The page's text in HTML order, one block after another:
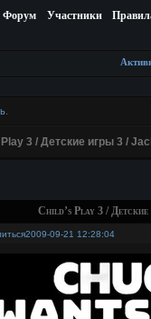
Форум Участники
.
Play 3 / Детские игры 3 /
Child’s Play 3 /
2009-09-21 12:28:04